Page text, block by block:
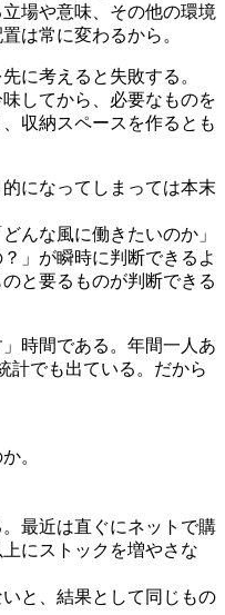
場や意味、その他の環境
は常に変わるから。
に考えると失敗する。
してから、必要なものを
収納スペースを作るとも
になってしまっては本末
んな風に働きたいのか」
」が瞬時に判断できるよ
と要るものが判断できる
時間である。年間一人あ
計でも出ている。だから
。
最近は直ぐにネットで購
にストックを増やさな
と、結果として同じもの